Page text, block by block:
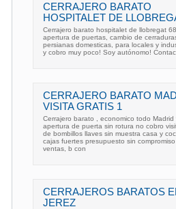
CERRAJERO BARATO
HOSPITALET DE
Cerrajero barato hospitalet de llobregat
apertura de puertas, cambio de
persianas domesticas, para locales y
y cobro muy poco! Soy autónomo!
CERRAJERO BARATO
VISITA GRATIS 1
Cerrajero barato , economico todo Madrid
apertura de puerta sin rotura no cobro
de bombillos llaves sin muestra casa y
cajas fuertes presupuesto sin compromiso
ventas, b con
CERRAJEROS BARATOS
JEREZ